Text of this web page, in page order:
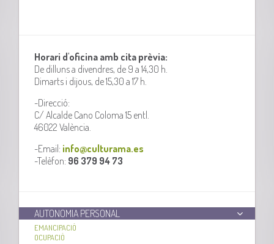
Horari d'oficina amb cita prèvia:
De dilluns a divendres, de 9 a 14,30 h.
Dimarts i dijous, de 15,30 a 17 h.
-Direcció:
C/ Alcalde Cano Coloma 15 entl.
46022 València.
-Email: info@culturama.es
-Telèfon: 96 379 94 73
AUTONOMIA PERSONAL
EMANCIPACIÓ
OCUPACIÓ